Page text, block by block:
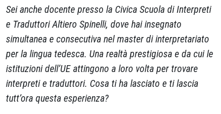
Sei anche docente presso la Civica Scuola di Interpreti
e Traduttori Altiero Spinelli, dove hai insegnato
simultanea e consecutiva nel master di interpretariato
per la lingua tedesca. Una realtà prestigiosa e da cui le
istituzioni dell’UE attingono a loro volta per trovare
interpreti e traduttori. Cosa ti ha lasciato e ti lascia
tutt’ora questa esperienza?